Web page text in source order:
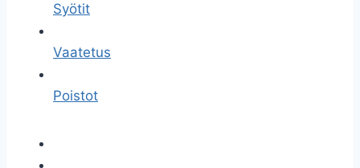
Syötit
Vaatetus
Poistot